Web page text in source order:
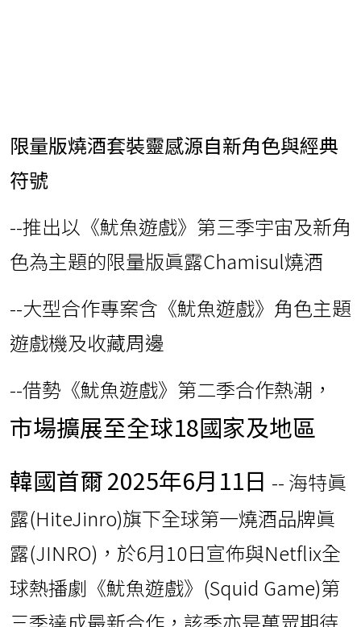
限量版燒酒套裝靈感源自新角色與經典
符號
--推出以《魷魚遊戲》第三季宇宙及新角
色為主題的限量版眞露Chamisul燒酒
--大型合作專案含《魷魚遊戲》角色主題
遊戲機及收藏周邊
--借勢《魷魚遊戲》第二季合作熱潮，
市場擴展至全球18國家及地區
韓國首爾2025年6月11日 -- 海特眞
露(HiteJinro)旗下全球第一燒酒品牌眞
露(JINRO)，於6月10日宣佈與Netflix全
球熱播劇《魷魚遊戲》(Squid Game)第